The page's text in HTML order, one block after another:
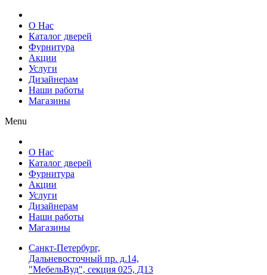
О Нас
Каталог дверей
Фурнитура
Акции
Услуги
Дизайнерам
Наши работы
Магазины
Menu
О Нас
Каталог дверей
Фурнитура
Акции
Услуги
Дизайнерам
Наши работы
Магазины
Санкт-Петербург,
Дальневосточный пр. д.14,
"МебельВуд", секция 025, Д13